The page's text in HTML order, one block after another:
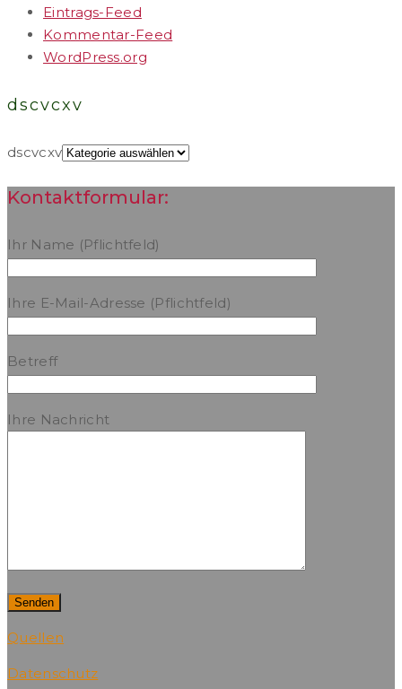
Eintrags-Feed
Kommentar-Feed
WordPress.org
dscvcxv
dscvcxv
Kontaktformular:
Ihr Name (Pflichtfeld)
Ihre E-Mail-Adresse (Pflichtfeld)
Betreff
Ihre Nachricht
Quellen
Datenschutz